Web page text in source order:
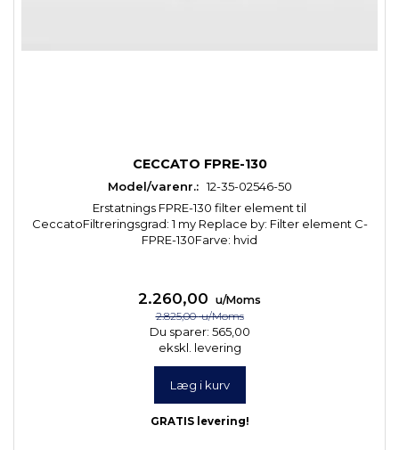
CECCATO FPRE-130
Model/varenr.: 12-35-02546-50
Erstatnings FPRE-130 filter element til
CeccatoFiltreringsgrad: 1 my Replace by: Filter element C-
FPRE-130Farve: hvid
2.260,00
u/Moms
2.825,00u/Moms
Du sparer: 565,00
ekskl. levering
Læg i kurv
GRATIS levering!